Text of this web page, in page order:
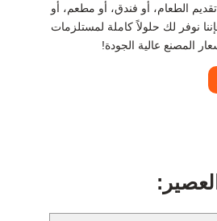
الطعام، أو فندق، أو مطعم، أو
نوفر لك حلولاً كاملة لمستلزمات
المصنع عالية الجودة!